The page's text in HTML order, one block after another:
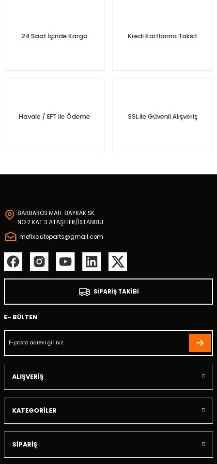
24 Saat İçinde Kargo Kredi Kartlarına Taksit
Havale / EFT ile Ödeme SSL ile Güvenli Alışveriş
BARBAROS MAH. BAYRAK SK.
NO:2 KAT:3 ATAŞEHİR/İSTANBUL
mefixautoparts@gmail.com
SİPARİŞ TAKİBİ
E- BÜLTEN
ALIŞVERİŞ
KATEGORİLER
SİPARİŞ